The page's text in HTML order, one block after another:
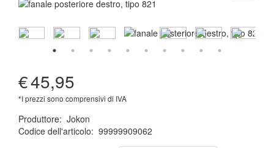
€45,95
*I prezzi sono comprensivi di IVA
Produttore: Jokon
Codice dell'articolo: 99999909062